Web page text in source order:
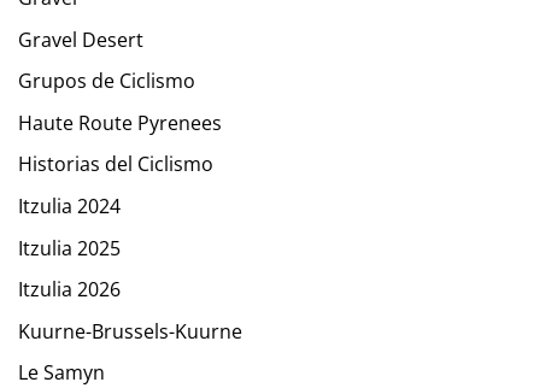
Gravel Desert
Grupos de Ciclismo
Haute Route Pyrenees
Historias del Ciclismo
Itzulia 2024
Itzulia 2025
Itzulia 2026
Kuurne-Brussels-Kuurne
Le Samyn